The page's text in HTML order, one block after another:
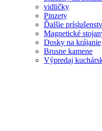
vidličky
Pinzety
Ďalšie
Magnetické
Dosky na krájanie
Brusne kamene
Výpredaj